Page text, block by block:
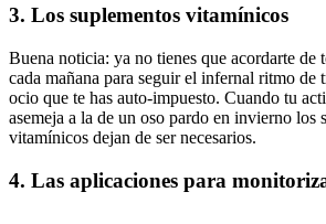
3. Los suplementos vitamínicos
Buena noticia: ya no tienes que acordarte de
cada mañana para seguir el infernal ritmo de
ocio que te has auto-impuesto. Cuando tu
asemeja a la de un oso pardo en invierno los
vitamínicos dejan de ser necesarios.
4. Las aplicaciones para